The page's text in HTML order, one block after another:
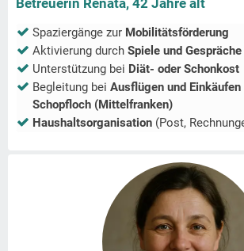
Betreuerin Renata, 42 Jahre alt
Spaziergänge zur Mobilitätsförderung
Aktivierung durch Spiele und Gespräche
Unterstützung bei Diät- oder Schonkost
Begleitung bei Ausflügen und Einkäufen
Schopfloch (Mittelfranken)
Haushaltsorganisation (Post,